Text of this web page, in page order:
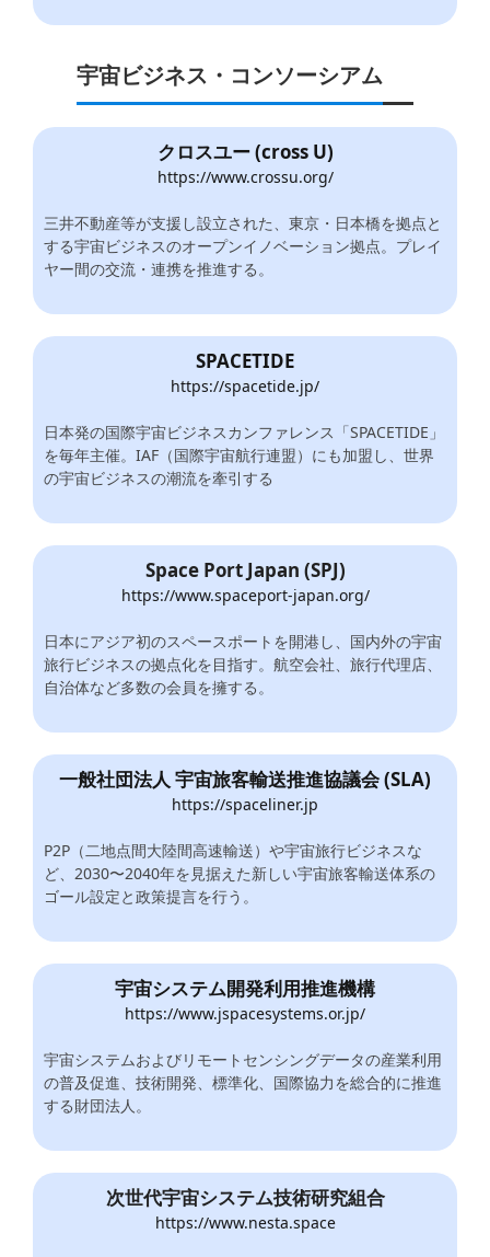
宇宙ビジネス・コンソーシアム
クロスユー (cross U)
https://www.crossu.org/
三井不動産等が支援し設立された、東京・日本橋を拠点と
する宇宙ビジネスのオープンイノベーション拠点。プレイ
ヤー間の交流・連携を推進する。
SPACETIDE
https://spacetide.jp/
日本発の国際宇宙ビジネスカンファレンス「SPACETIDE」
を毎年主催。IAF（国際宇宙航行連盟）にも加盟し、世界
の宇宙ビジネスの潮流を牽引する
Space Port Japan (SPJ)
https://www.spaceport-japan.org/
日本にアジア初のスペースポートを開港し、国内外の宇宙
旅行ビジネスの拠点化を目指す。航空会社、旅行代理店、
自治体など多数の会員を擁する。
一般社団法人 宇宙旅客輸送推進協議会 (SLA)
https://spaceliner.jp
P2P（二地点間大陸間高速輸送）や宇宙旅行ビジネスな
ど、2030〜2040年を見据えた新しい宇宙旅客輸送体系の
ゴール設定と政策提言を行う。
宇宙システム開発利用推進機構
https://www.jspacesystems.or.jp/
宇宙システムおよびリモートセンシングデータの産業利用
の普及促進、技術開発、標準化、国際協力を総合的に推進
する財団法人。
次世代宇宙システム技術研究組合
https://www.nesta.space